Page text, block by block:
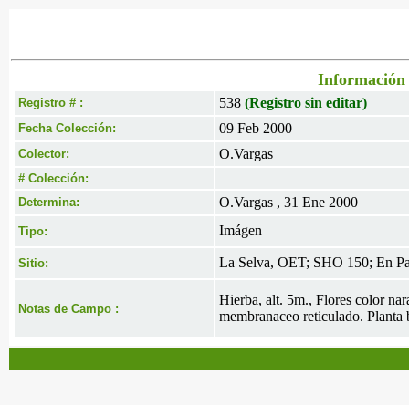
Información
Registro # : 538 (Registro sin editar)
Fecha Colección: 09 Feb 2000
Colector: O.Vargas
# Colección:
Determina:
O.Vargas , 31 Ene 2000
Tipo: Imágen
Sitio: La Selva, OET; SHO 150; En
Notas de Campo :
Hierba, alt. 5m., Flores color
membranaceo reticulado.